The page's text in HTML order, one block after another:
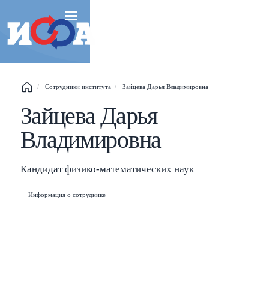
Сотрудники института Зайцева Дарья Владимировна
Зайцева Дарья
Владимировна
Кандидат физико-математических наук
Информация о сотруднике
This help popup Shift
Search popup /